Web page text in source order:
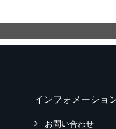
インフォメーショ
お問い合わせ